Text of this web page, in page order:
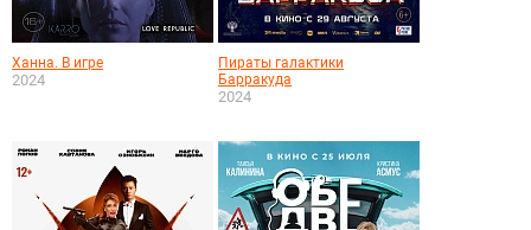
Ханна. В игре
2024
Пираты галактики
Барракуда
2024